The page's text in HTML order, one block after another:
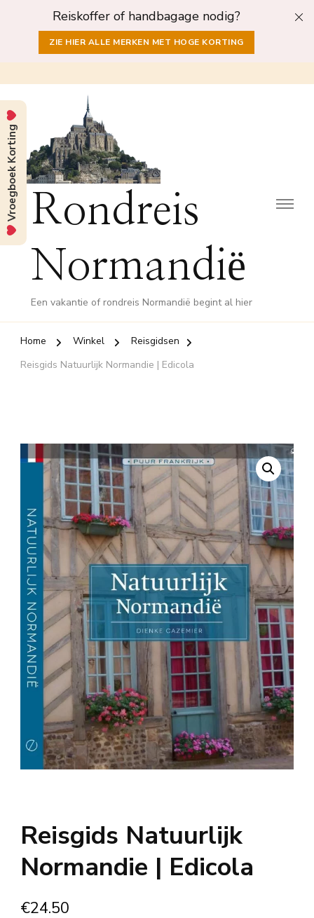
Reiskoffer of handbagage nodig?
ZIE HIER ALLE MERKEN MET HOGE KORTING
Rondreis
Normandië
Een vakantie of rondreis Normandië begint al hier
Home Winkel
Reisgidsen
Reisgids Natuurlijk Normandie | Edicola
Reisgids Natuurlijk
Normandie | Edicola
€24.50
Vroegboek Korting